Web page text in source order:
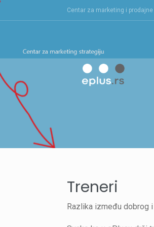
Skip
Centar za marketing i
Treneri
Razlika između dobrog i